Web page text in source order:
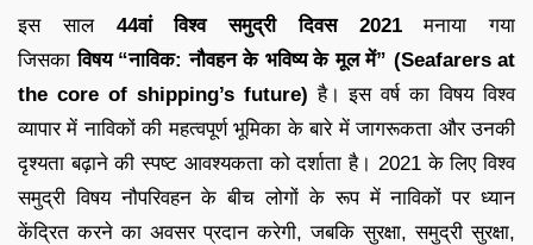
इस साल 44वां विश्व समुद्री दिवस 2021मनाया गया
जिसका विषय “नाविक: नौवहन के भविष्य के मूल में” (Seafarers at
the core of shipping’s future) है। इस वर्ष का विषय विश्व
व्यापार में नाविकों की महत्वपूर्ण भूमिका के बारे में जागरूकता और उनकी
दृश्यता बढ़ाने की स्पष्ट आवश्यकता को दर्शाता है। 2021 के लिए विश्व
समुद्री विषय नौपरिवहन के बीच लोगों के रूप में नाविकों पर ध्यान
केंद्रित करने का अवसर प्रदान करेगी, जबकि सुरक्षा, समुद्री सुरक्षा,